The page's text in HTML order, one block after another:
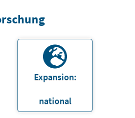
Expansion:
national